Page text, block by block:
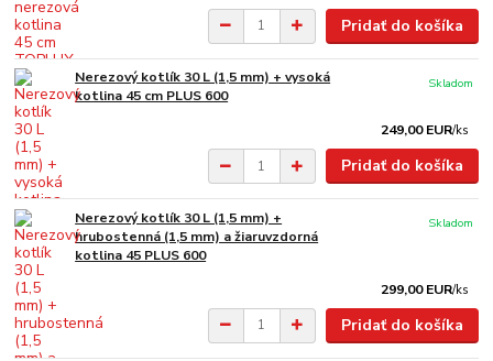
Pridať do košíka
Nerezový kotlík 30 L (1,5 mm) + vysoká
kotlina 45 cm PLUS 600
249,00 EUR/ks
Skladom
Pridať do košíka
Nerezový kotlík 30 L (1,5 mm) +
hrubostenná (1,5 mm) a žiaruvzdorná
kotlina 45 PLUS 600
299,00 EUR/ks
Skladom
Pridať do košíka